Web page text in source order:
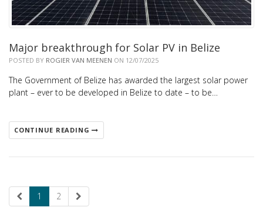
Major breakthrough for Solar PV in Belize
POSTED BY ROGIER VAN MEENEN ON 12/07/2025
The Government of Belize has awarded the largest solar power
plant – ever to be developed in Belize to date – to be…
CONTINUE READING
1 2